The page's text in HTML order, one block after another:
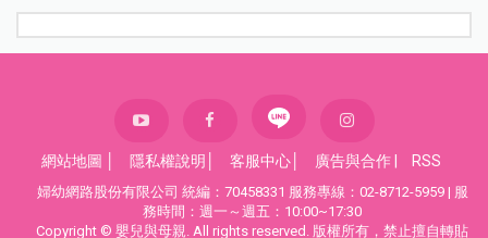
網站地圖 隱私權說明 客服中心 廣告與合作 RSS
婦幼網路股份有限公司 統編：70458331 服務專線：02-8712-5959 | 服
務時間：週一～週五：10:00~17:30
Copyright © 嬰兒與母親. All rights reserved. 版權所有，禁止擅自轉貼